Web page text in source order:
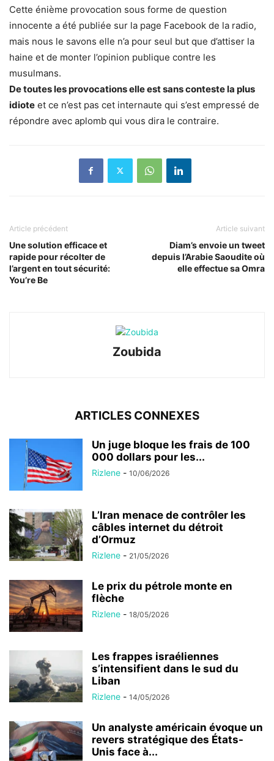
Cette énième provocation sous forme de question
innocente a été publiée sur la page Facebook de la radio,
mais nous le savons elle n’a pour seul but que d’attiser la
haine et de monter l’opinion publique contre les
musulmans.
De toutes les provocations elle est sans conteste la plus
idiote et ce n’est pas cet internaute qui s’est empressé de
répondre avec aplomb qui vous dira le contraire.
Article précédent
Une solution efficace et
rapide pour récolter de
l’argent en tout sécurité:
You’re Be
Article suivant
Diam’s envoie un tweet
depuis l’Arabie Saoudite où
elle effectue sa Omra
Zoubida
ARTICLES CONNEXES
Un juge bloque les frais de 100
000 dollars pour les...
Rizlene - 10/06/2026
L’Iran menace de contrôler les
câbles internet du détroit
d’Ormuz
Rizlene - 21/05/2026
Le prix du pétrole monte en
flèche
Rizlene - 18/05/2026
Les frappes israéliennes
s’intensifient dans le sud du
Liban
Rizlene - 14/05/2026
Un analyste américain évoque un
revers stratégique des États-
Unis face à...